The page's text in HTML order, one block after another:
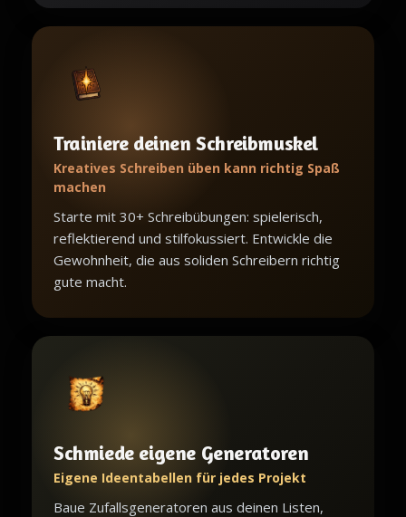
Trainiere deinen Schreibmuskel
Kreatives Schreiben üben kann richtig Spaß
machen
Starte mit 30+ Schreibübungen: spielerisch,
reflektierend und stilfokussiert. Entwickle die
Gewohnheit, die aus soliden Schreibern richtig
gute macht.
Schmiede eigene Generatoren
Eigene Ideentabellen für jedes Projekt
Baue Zufallsgeneratoren aus deinen Listen,